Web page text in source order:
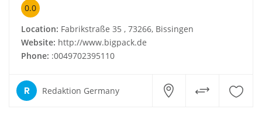
0.0
Location: Fabrikstraße 35 , 73266, Bissingen
Website: http://www.bigpack.de
Phone: :0049702395110
R Redaktion Germany